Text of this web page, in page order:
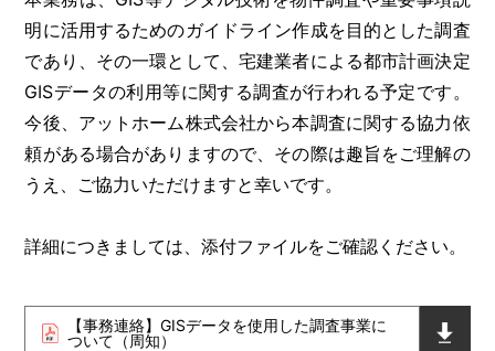
明に活用するためのガイドライン作成を目的とした調査
であり、その一環として、宅建業者による都市計画決定
GISデータの利用等に関する調査が行われる予定です。
今後、アットホーム株式会社から本調査に関する協力依
頼がある場合がありますので、その際は趣旨をご理解の
うえ、ご協力いただけますと幸いです。
詳細につきましては、添付ファイルをご確認ください。
【事務連絡】GISデータを使用した調査事業に
ついて（周知）